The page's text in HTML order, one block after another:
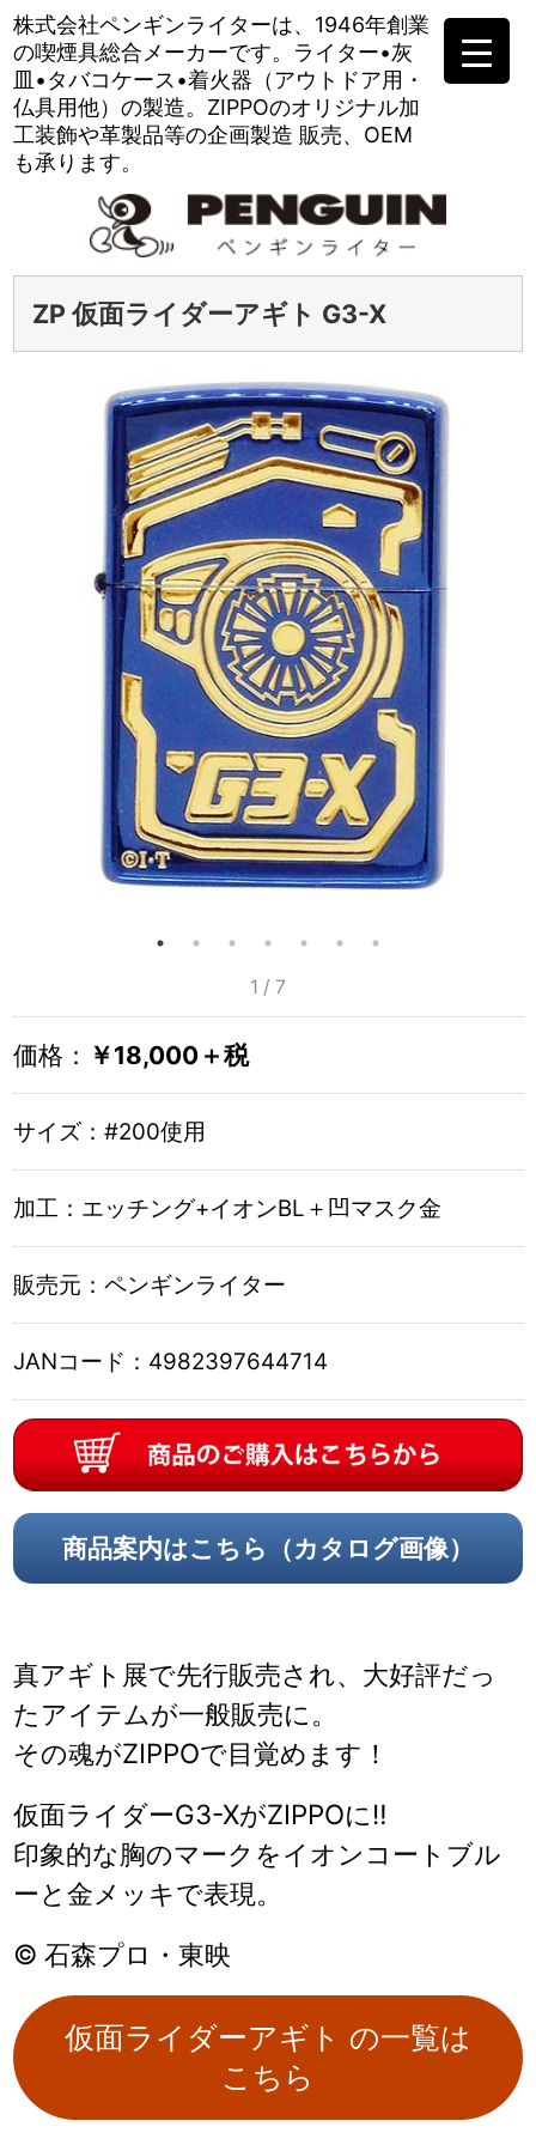
株式会社ペンギンライターは、 1946年創業
の喫煙具総合メーカーです。 ライター•灰
皿•タバコケース•着火器（アウトドア用・
仏具用他）の製造。 ZIPPOのオリジナル加
工装飾や革製品等の企画製造 販売、OEM
も承ります。
ZP 仮面ライダーアギト G3-X
1 / 7
価格： ￥18,000＋税
サイズ：#200使用
加工： エッチング+イオンBL＋凹マスク金
販売元：ペンギンライター
JANコード： 4982397644714
商品案内はこちら（カタログ画像）
真アギト展で先行販売され、大好評だっ
たアイテムが一般販売に。
その魂がZIPPOで目覚めます！
仮面ライダーG3-XがZIPPOに‼
印象的な胸のマークをイオンコートブル
ーと金メッキで表現。
© 石森プロ・東映
仮面ライダーアギト の一覧は
こちら